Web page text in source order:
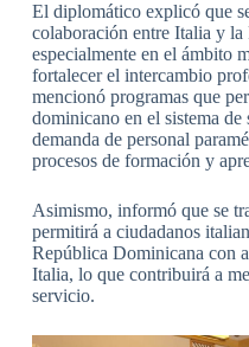
El diplomático explicó que
colaboración entre Italia y
especialmente en el ámbito
fortalecer el intercambio
mencionó programas que
dominicano en el sistema
demanda de personal
procesos de formación y
Asimismo, informó que se
permitirá a ciudadanos
República Dominicana con
Italia, lo que contribuirá a
servicio.